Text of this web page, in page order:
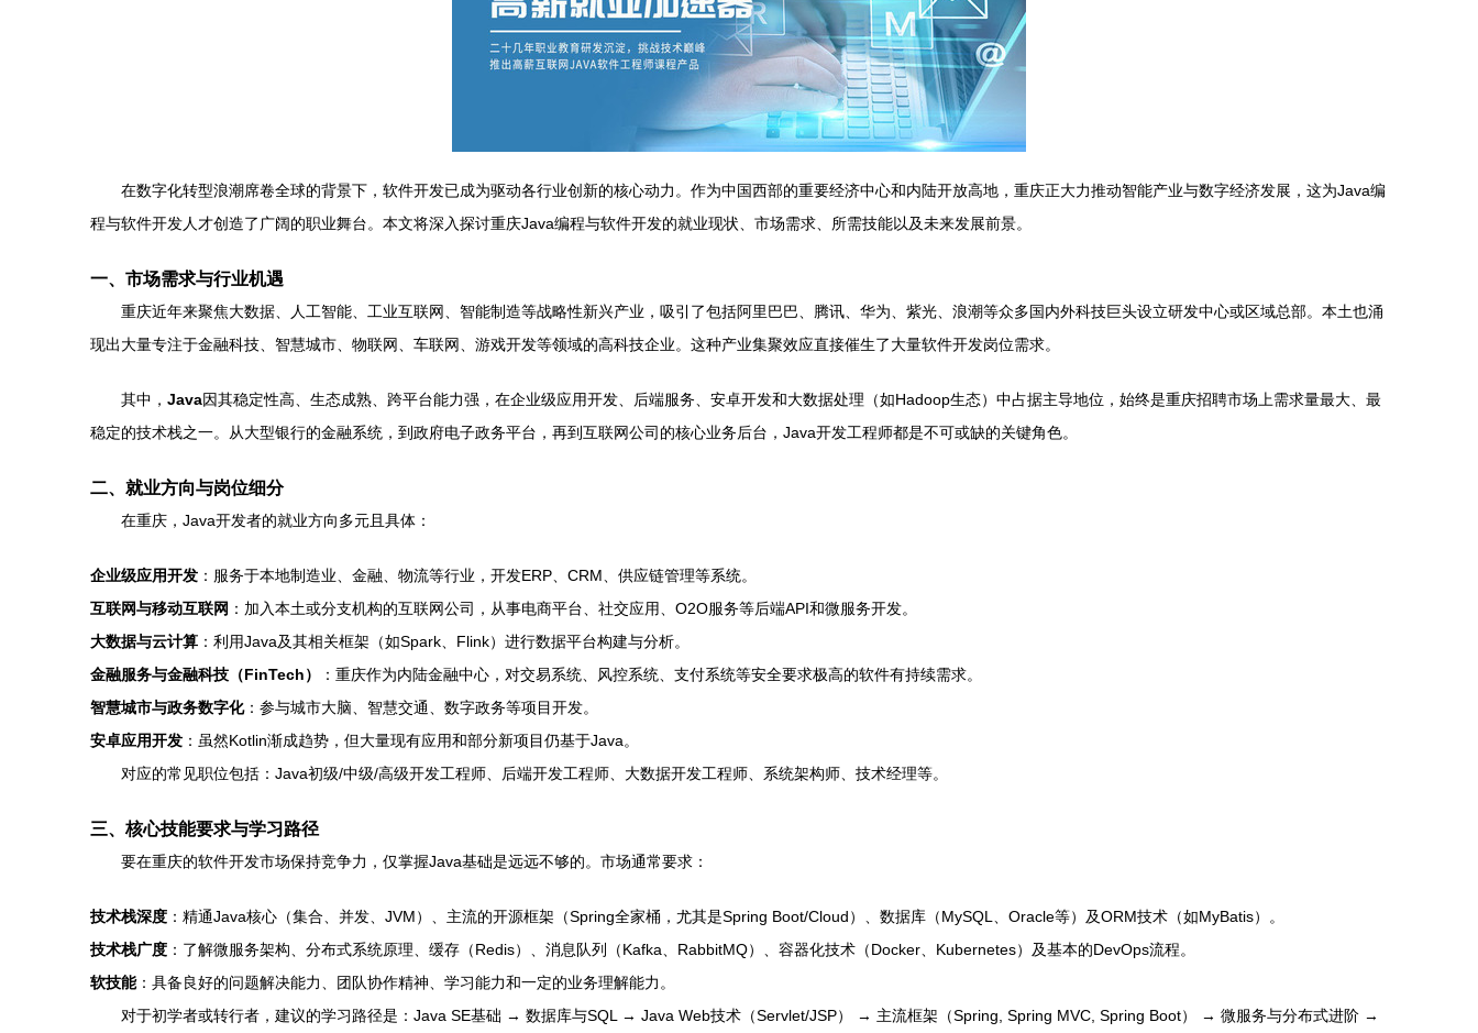
在数字化转型浪潮席卷全球的背景下，软件开发已成为驱动各行业创新的核心动力。作为中国西部的重要经济中心和内陆开放高地，重庆正大力推动智能产业与数字经济发展，这为Java编
程与软件开发人才创造了广阔的职业舞台。本文将深入探讨重庆Java编程与软件开发的就业现状、市场需求、所需技能以及未来发展前景。
一、市场需求与行业机遇
重庆近年来聚焦大数据、人工智能、工业互联网、智能制造等战略性新兴产业，吸引了包括阿里巴巴、腾讯、华为、紫光、浪潮等众多国内外科技巨头设立研发中心或区域总部。本土也涌
现出大量专注于金融科技、智慧城市、物联网、车联网、游戏开发等领域的高科技企业。这种产业集聚效应直接催生了大量软件开发岗位需求。
其中， Java因其稳定性高、生态成熟、跨平台能力强，在企业级应用开发、后端服务、安卓开发和大数据处理（如Hadoop生态）中占据主导地位，始终是重庆招聘市场上需求量最大、最
稳定的技术栈之一。从大型银行的金融系统，到政府电子政务平台，再到互联网公司的核心业务后台，Java开发工程师都是不可或缺的关键角色。
二、就业方向与岗位细分
在重庆，Java开发者的就业方向多元且具体：
企业级应用开发 ：服务于本地制造业、金融、物流等行业，开发ERP、CRM、供应链管理等系统。
互联网与移动互联网 ：加入本土或分支机构的互联网公司，从事电商平台、社交应用、O2O服务等后端API和微服务开发。
大数据与云计算 ：利用Java及其相关框架（如Spark、Flink）进行数据平台构建与分析。
金融服务与金融科技（FinTech）
：重庆作为内陆金融中心，对交易系统、风控系统、支付系统等安全要求极高的软件有持续需求。
智慧城市与政务数字化：参与城市大脑、智慧交通、数字政务等项目开发。
安卓应用开发 ：虽然Kotlin渐成趋势，但大量现有应用和部分新项目仍基于Java。
对应的常见职位包括：Java初级/中级/高级开发工程师、后端开发工程师、大数据开发工程师、系统架构师、技术经理等。
三、核心技能要求与学习路径
要在重庆的软件开发市场保持竞争力，仅掌握Java基础是远远不够的。市场通常要求：
技术栈深度 ：精通Java核心（集合、并发、JVM）、主流的开源框架（Spring全家桶，尤其是Spring Boot/Cloud）、数据库（MySQL、Oracle等）及ORM技术（如MyBatis）。
技术栈广度 ：了解微服务架构、分布式系统原理、缓存（Redis）、消息队列（Kafka、RabbitMQ）、容器化技术（Docker、Kubernetes）及基本的DevOps流程。
软技能：具备良好的问题解决能力、团队协作精神、学习能力和一定的业务理解能力。
对于初学者或转行者，建议的学习路径是：Java SE基础 → 数据库与SQL → Java Web技术（Servlet/JSP） → 主流框架（Spring, Spring MVC, Spring Boot） → 微服务与分布式进阶 →